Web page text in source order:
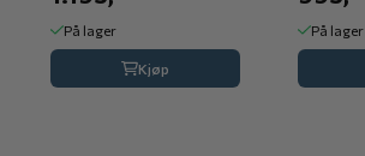
På lager
Kjøp
På lager